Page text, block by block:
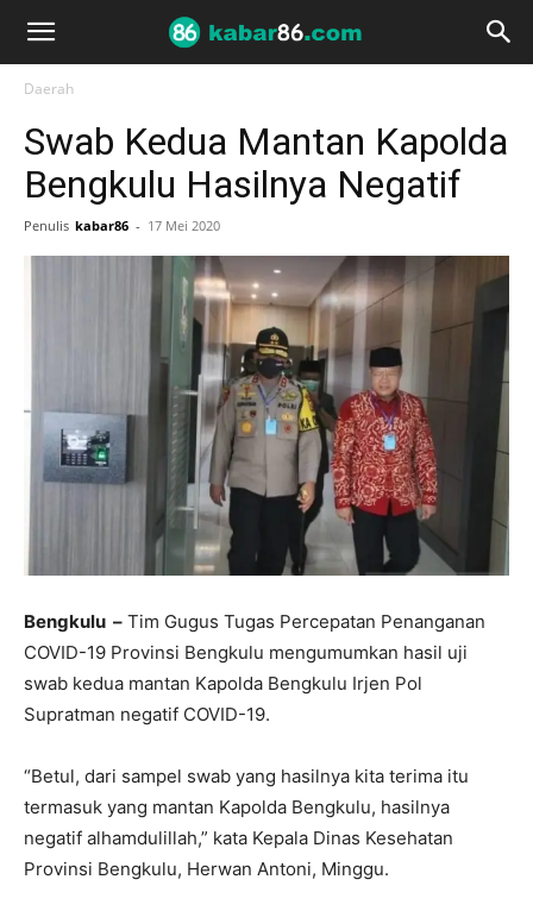
Daerah
Swab Kedua Mantan Kapolda
Bengkulu Hasilnya Negatif
Penulis kabar86 - 17 Mei 2020
Bengkulu – Tim Gugus Tugas Percepatan Penanganan
COVID-19 Provinsi Bengkulu mengumumkan hasil uji
swab kedua mantan Kapolda Bengkulu Irjen Pol
Supratman negatif COVID-19.
“Betul, dari sampel swab yang hasilnya kita terima itu
termasuk yang mantan Kapolda Bengkulu, hasilnya
negatif alhamdulillah,” kata Kepala Dinas Kesehatan
Provinsi Bengkulu, Herwan Antoni, Minggu.